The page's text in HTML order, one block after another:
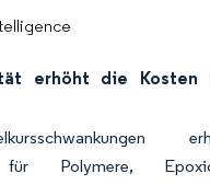
erhöht die Kosten
für Polymere,